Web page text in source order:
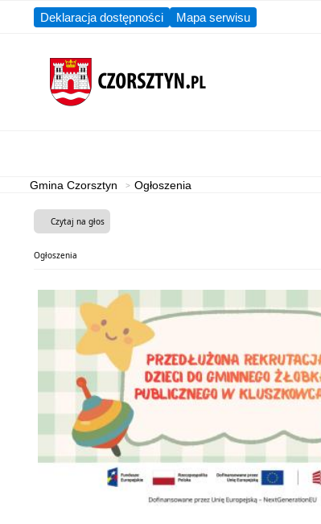
Deklaracja dostępności Mapa serwisu
Gmina Czorsztyn Ogłoszenia
Czytaj na głos
Ogłoszenia